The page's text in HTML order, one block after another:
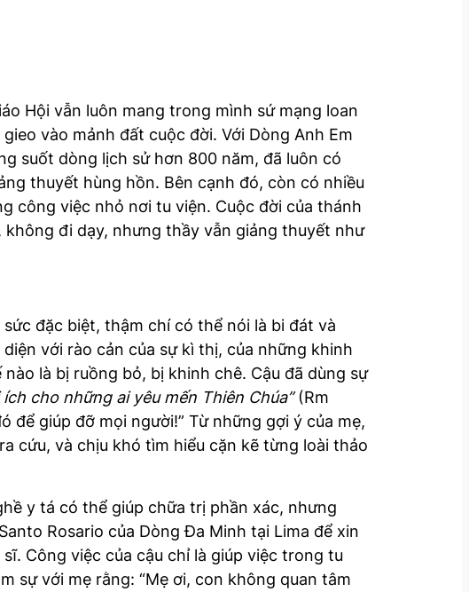
Hội vẫn luôn mang trong mình sứ mạng loan
vào mảnh đất cuộc đời. Với Dòng Anh Em
suốt dòng lịch sử hơn 800 năm, đã luôn có
thuyết hùng hồn. Bên cạnh đó, còn có nhiều
công việc nhỏ nơi tu viện. Cuộc đời của thánh
đi dạy, nhưng thầy vẫn giảng thuyết như
đặc biệt, thậm chí có thể nói là bi đát và
với rào cản của sự kì thị, của những khinh
là bị ruồng bỏ, bị khinh chê. Cậu đã dùng sự
cho những ai yêu mến Thiên Chúa”(Rm
để giúp đỡ mọi người!” Từ những gợi ý của mẹ,
cứu, và chịu khó tìm hiểu cặn kẽ từng loài thảo
y tá có thể giúp chữa trị phần xác, nhưng
Rosario của Dòng Đa Minh tại Lima để xin
Công việc của cậu chỉ là giúp việc trong tu
sự với mẹ rằng: “Mẹ ơi, con không quan tâm